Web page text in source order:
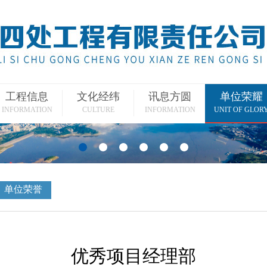
工程信息
INFORMATION
文化经纬
CULTURE
讯息方圆
INFORMATION
单位荣耀
UNIT OF
单位荣誉
优秀项目经理部